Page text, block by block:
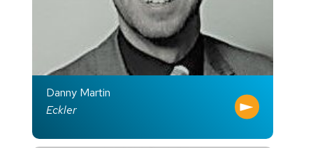
Danny Martin
Eckler